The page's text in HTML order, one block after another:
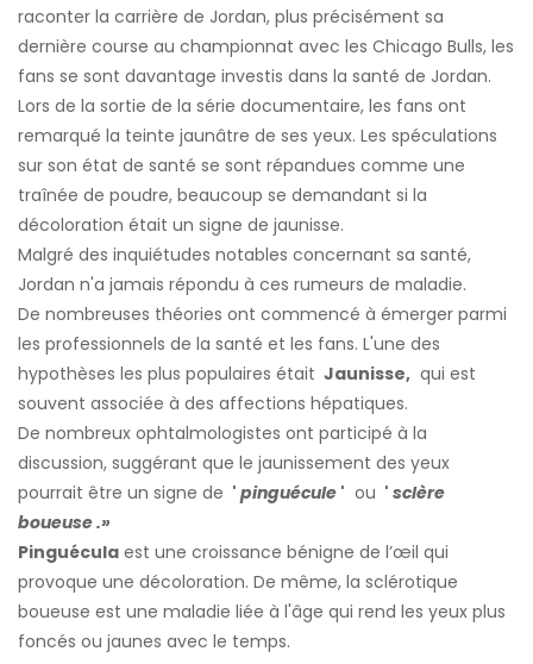
raconter la carrière de Jordan, plus précisément sa
dernière course au championnat avec les Chicago Bulls, les
fans se sont davantage investis dans la santé de Jordan.
Lors de la sortie de la série documentaire, les fans ont
remarqué la teinte jaunâtre de ses yeux. Les spéculations
sur son état de santé se sont répandues comme une
traînée de poudre, beaucoup se demandant si la
décoloration était un signe de jaunisse.
Malgré des inquiétudes notables concernant sa santé,
Jordan n'a jamais répondu à ces rumeurs de maladie.
De nombreuses théories ont commencé à émerger parmi
les professionnels de la santé et les fans. L'une des
hypothèses les plus populaires était Jaunisse, qui est
souvent associée à des affections hépatiques.
De nombreux ophtalmologistes ont participé à la
discussion, suggérant que le jaunissement des yeux
pourrait être un signe de ' pinguécule ' ou ' sclère
boueuse.»
Pinguécula est une croissance bénigne de l’œil qui
provoque une décoloration. De même, la sclérotique
boueuse est une maladie liée à l'âge qui rend les yeux plus
foncés ou jaunes avec le temps.